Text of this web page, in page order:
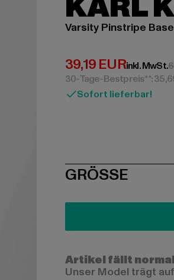
Varsity Pinstripe
39,19 EUR
Derzeitiger Preis:
inkl. MwSt.
30-Tage-Bestpreis**:
Sofort lieferbar!
SIZE
GRÖSSE
Artikel fällt
Unser Model trägt